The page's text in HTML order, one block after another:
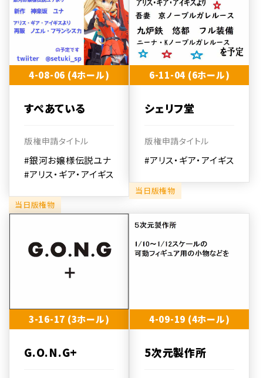
4-08-06 (4ホール)
すぺあている
版権申請タイトル
#銀河お嬢様伝説ユナ
#アリス・ギア・アイギス
当日版権物
6-11-04 (6ホール)
シェリフ堂
版権申請タイトル
#アリス・ギア・アイギス
当日版権物
3-16-17 (3ホール)
G.O.N.G+
4-09-19 (4ホール)
5次元製作所